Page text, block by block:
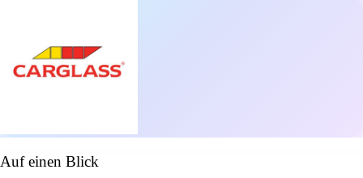
Auf einen Blick